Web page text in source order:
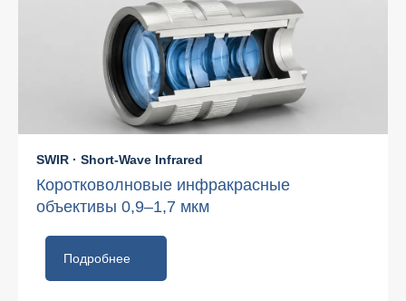
SWIR · Short-Wave Infrared
Коротковолновые инфракрасные
объективы 0,9–1,7 мкм
Подробнее